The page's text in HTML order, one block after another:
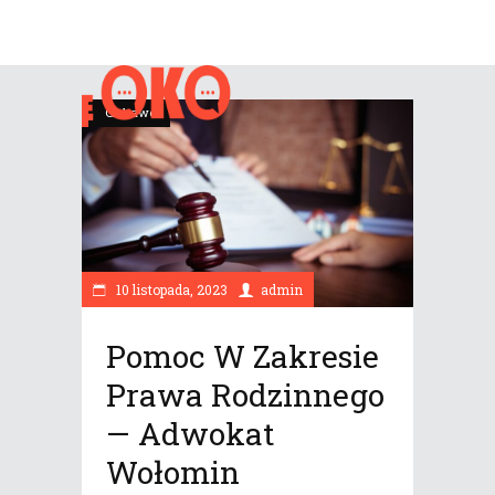
Ciekawe
10 listopada, 2023 admin
Pomoc W Zakresie
Prawa Rodzinnego
— Adwokat
Wołomin